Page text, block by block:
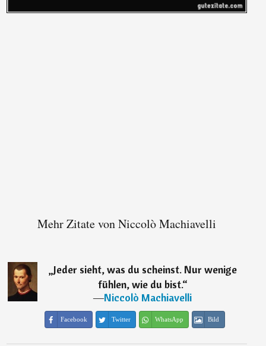
Mehr Zitate von Niccolò Machiavelli
„Jeder sieht, was du scheinst. Nur wenige
fühlen, wie du bist.“
―Niccolò Machiavelli
Facebook Twitter WhatsApp Bild